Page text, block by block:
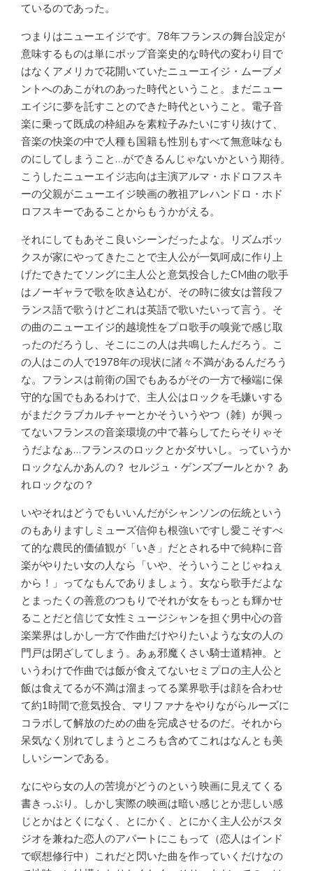
ているのであった。
つまりはニューエイジです。78年フランスの舞台設定が
意味するものは単にポップ音楽史的な時代の変わり目で
はなくアメリカで花開いていたニューエイジ・ムーブメ
ントへのあこがれのあった時代ということ。まだニュー
エイジに夢を託すことのできた時代ということ。電子音
楽に乗って既成の枠組みを素粒子みたいにすり抜けて、
音楽の快楽の中で人種も国籍も性別もすべて無意味なも
のにしてしまうこと…ができるんじゃないかという期待。
こうしたニューエイジ志向は主演アルマ・ホドロフスキ
ーの父親がニューエイジ映画の教祖アレハンドロ・ホド
ロフスキーであることからもうかがえる。
それにしてもあそこ良いシーンだったよな。リズムボッ
クスが家にやってきたことで主人公が一気呵成に作り上
げたできたてソングに主人公と意気投合したCM曲の歌手
はノーギャラで歌を吹き込むが、その時に彼女は普段フ
ランス語で歌うけどこれは英語で歌いたいって言う。そ
の曲のニューエイジ的越境性をプロ歌手の嗅覚で感じ取
ったのだろうし、そこにこの人は共鳴したんだろう。こ
の人はこの人で1978年の現状に諸々不満があるんだろう
な。フランスは前衛の国でもあるがその一方で極端に保
守的な国でもあるわけで、主人公はロックを毛嫌いする
がまだクラブカルチャーとかそういうやつ（雑）が興っ
てないフランスの音楽環境の中で暮らしてたらそりゃそ
うだよなぁ…フランスのロックとかダサいし。っていうか
ロックなんかあんの？ セルジュ・ゲンズブールとか？ あ
れロックなの？
いやそれはどうでもいいんだがシャンソンの伝統という
のもありますしミューズ信仰も根強いですし愛こそすべ
て的な農民的価値観が「いき」だとされる中で純粋に音
楽がやりたい女の人なら「いや、そういうことじゃねぇ
から！」ってなもんでありましょう。女なら歌手だよな
とまったくの善意のつもりでそれが女をもっとも輝かせ
ることだと信じて女性ミュージシャンを担ぐ男中心の音
楽業界はしかし一方で作曲だけやりたいような女の人の
門戸は閉ざしてしまう。あぁ邪魔くさい騎士道精神。と
いうわけで作曲では飯が食えてないセミプロの主人公と
飯は食えてるが不満は溜まってる業界歌手は顔を合わせ
て約1時間で意気投合、マリファナをやりながらルーズに
コラボして解放のための曲を完成させるのだ。それから
呆気なく別れてしまうところも含めてこれはなんとも美
しいシーンである。
なにやら女の人の苦境がどうのという映画に見えてくる
書きっぷり。しかし実際の映画は暗い感じとか悲しい感
じとかはとくになく、とにかく、とにかく主人公がスタ
ジオを兼ねた恋人のアパートにこもって（恋人はインド
で瞑想修行中）これだと閃いた曲を作っていくだけなの